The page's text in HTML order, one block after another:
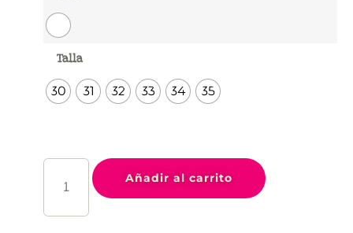
Talla
30 31 32 33 34 35
Añadir al carrito